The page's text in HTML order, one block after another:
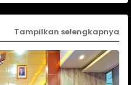
Tampilkan selengkapnya